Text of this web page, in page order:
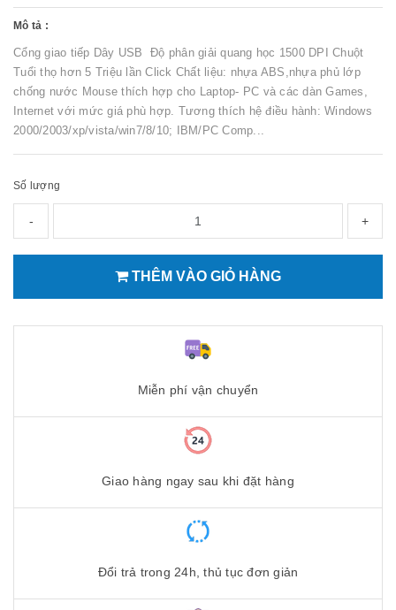
Mô tả :
Cổng giao tiếp Dây USB Độ phân giải quang học 1500 DPI Chuột
Tuổi thọ hơn 5 Triệu lần Click Chất liệu: nhựa ABS,nhựa phủ lớp
chống nước Mouse thích hợp cho Laptop- PC và các dàn Games,
Internet với mức giá phù hợp. Tương thích hệ điều hành: Windows
2000/2003/xp/vista/win7/8/10; IBM/PC Comp...
Số lượng
- +
THÊM VÀO GIỎ HÀNG
Miễn phí vận chuyển
Giao hàng ngay sau khi đặt hàng
Đổi trả trong 24h, thủ tục đơn giản